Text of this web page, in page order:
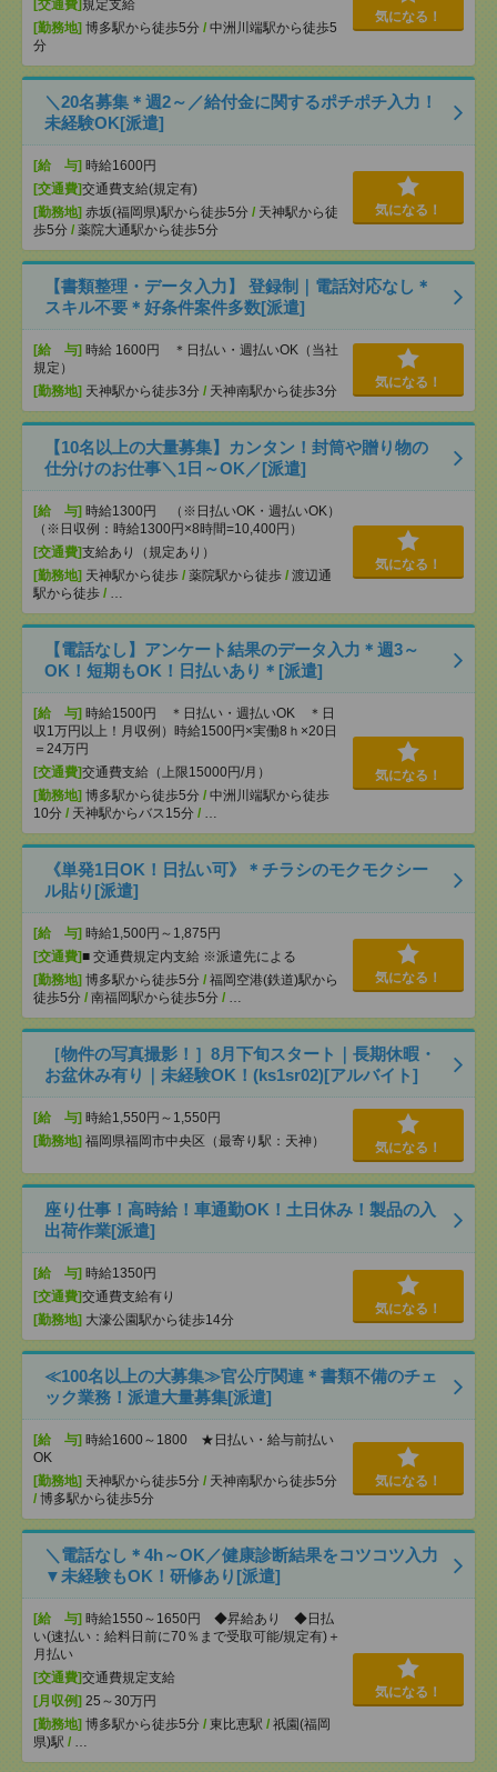
[交通費] 規定支給
[勤務地] 博多駅から徒歩5分 / 中洲川端駅から徒歩5
分
気になる！
＼20名募集＊週2～／給付金に関するポチポチ入力！
未経験OK[派遣]
[給 与] 時給1600円
[交通費]交通費支給(規定有)
[勤務地] 赤坂(福岡県)駅から徒歩5分 / 天神駅から徒
歩5分 / 薬院大通駅から徒歩5分
気になる！
【書類整理・データ入力】 登録制｜電話対応なし＊
スキル不要＊好条件案件多数[派遣]
[給 与] 時給 1600円 ＊日払い・週払いOK（当社
規定）
[勤務地] 天神駅から徒歩3分 / 天神南駅から徒歩3分
気になる！
【10名以上の大量募集】カンタン！封筒や贈り物の
仕分けのお仕事＼1日～OK／[派遣]
[給 与] 時給1300円 （※日払いOK・週払いOK）
（※日収例：時給1300円×8時間=10,400円）
[交通費]支給あり（規定あり）
[勤務地] 天神駅から徒歩 / 薬院駅から徒歩 / 渡辺通
駅から徒歩 / …
気になる！
【電話なし】アンケート結果のデータ入力＊週3～
OK！短期もOK！日払いあり＊[派遣]
[給 与] 時給1500円 ＊日払い・週払いOK ＊日
収1万円以上！月収例）時給1500円×実働8ｈ×20日
＝24万円
[交通費]交通費支給（上限15000円/月）
[勤務地] 博多駅から徒歩5分 / 中洲川端駅から徒歩
10分 / 天神駅からバス15分 / …
気になる！
《単発1日OK！日払い可》＊チラシのモクモクシー
ル貼り[派遣]
[給 与] 時給1,500円～1,875円
[交通費]■ 交通費規定内支給 ※派遣先による
[勤務地] 博多駅から徒歩5分 / 福岡空港(鉄道)駅から
徒歩5分 / 南福岡駅から徒歩5分 / …
気になる！
［物件の写真撮影！］8月下旬スタート｜長期休暇・
お盆休み有り｜未経験OK！(ks1sr02)[アルバイト]
[給 与] 時給1,550円～1,550円
[勤務地] 福岡県福岡市中央区（最寄り駅：天神） 気になる！
座り仕事！高時給！車通勤OK！土日休み！製品の入
出荷作業[派遣]
[給 与] 時給1350円
[交通費]交通費支給有り
[勤務地] 大濠公園駅から徒歩14分
気になる！
≪100名以上の大募集≫官公庁関連＊書類不備のチェ
ック業務！派遣大量募集[派遣]
[給 与] 時給1600～1800 ★日払い・給与前払い
OK
[勤務地] 天神駅から徒歩5分 / 天神南駅から徒歩5分
/ 博多駅から徒歩5分
気になる！
＼電話なし＊4h～OK／健康診断結果をコツコツ入力
▼未経験もOK！研修あり[派遣]
[給 与] 時給1550～1650円 ◆昇給あり ◆日払
い(速払い：給料日前に70％まで受取可能/規定有)＋
月払い
[交通費]交通費規定支給
[月収例] 25～30万円
[勤務地] 博多駅から徒歩5分 / 東比恵駅 / 祇園(福岡
県)駅 / …
気になる！